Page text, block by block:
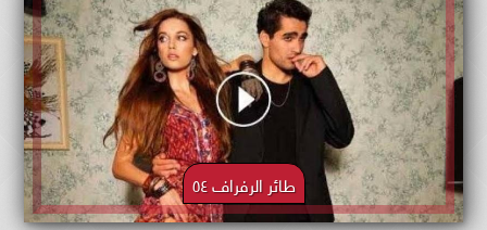
طائر الرفراف ٥٤